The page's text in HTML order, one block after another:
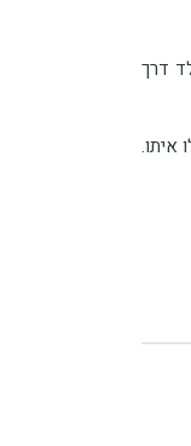
שוקולד דרך
שלו איתו.